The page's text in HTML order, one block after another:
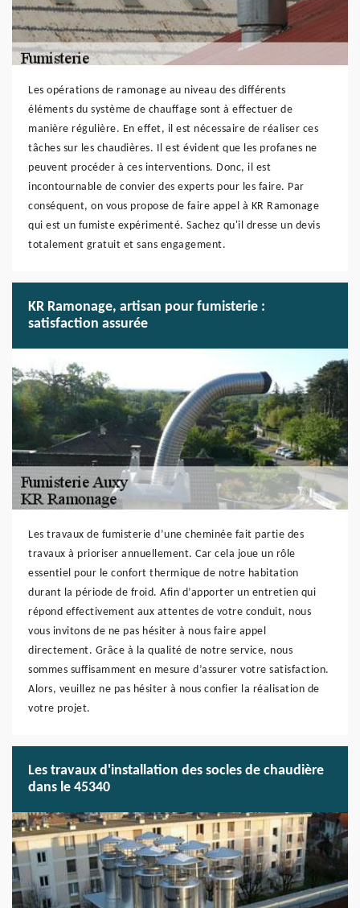
Les opérations de ramonage au niveau des différents
éléments du système de chauffage sont à effectuer de
manière régulière. En effet, il est nécessaire de réaliser ces
tâches sur les chaudières. Il est évident que les profanes ne
peuvent procéder à ces interventions. Donc, il est
incontournable de convier des experts pour les faire. Par
conséquent, on vous propose de faire appel à KR Ramonage
qui est un fumiste expérimenté. Sachez qu'il dresse un devis
totalement gratuit et sans engagement.
KR Ramonage, artisan pour fumisterie :
satisfaction assurée
Les travaux de fumisterie d’une cheminée fait partie des
travaux à prioriser annuellement. Car cela joue un rôle
essentiel pour le confort thermique de notre habitation
durant la période de froid. Afin d’apporter un entretien qui
répond effectivement aux attentes de votre conduit, nous
vous invitons de ne pas hésiter à nous faire appel
directement. Grâce à la qualité de notre service, nous
sommes suffisamment en mesure d’assurer votre satisfaction.
Alors, veuillez ne pas hésiter à nous confier la réalisation de
votre projet.
Les travaux d'installation des socles de chaudière
dans le 45340